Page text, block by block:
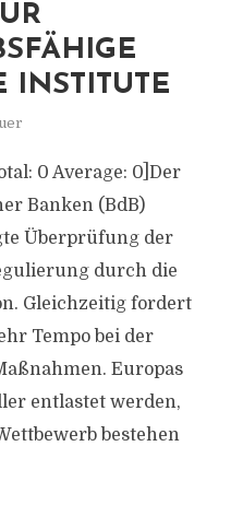
INSTITUTE
0 Average: 0]Der
Banken (BdB)
Überprüfung der
durch die
Gleichzeitig fordert
Tempo bei der
Europas
entlastet werden,
bestehen